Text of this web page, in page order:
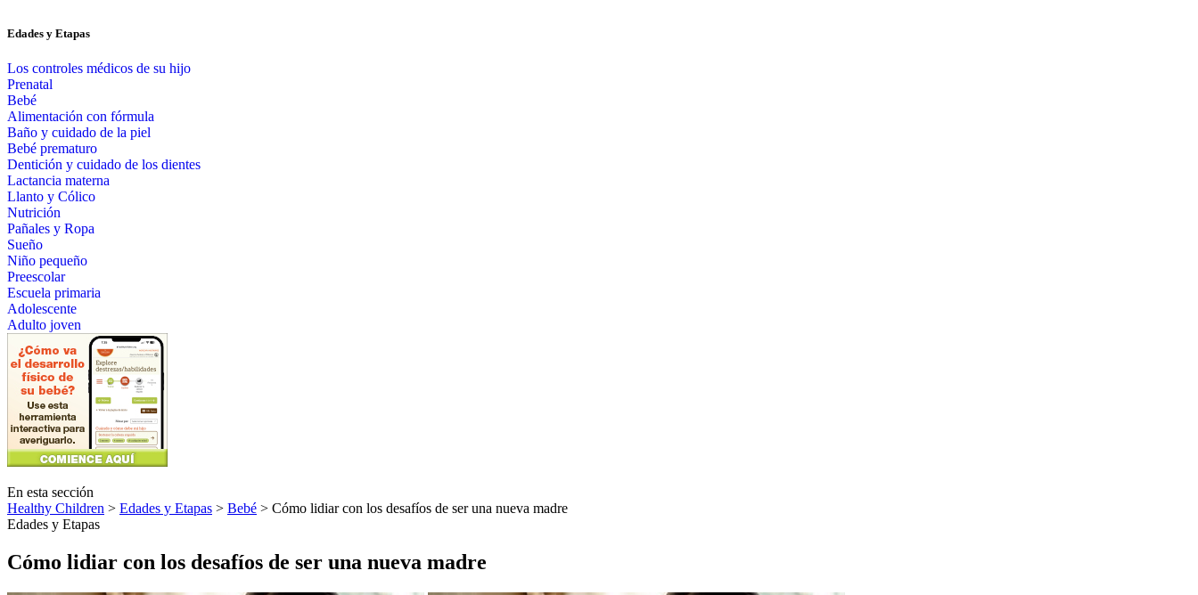
Edades y Etapas
Los controles médicos de su hijo
Prenatal
Bebé
Alimentación con fórmula
Baño y cuidado de la piel
Bebé prematuro
Dentición y cuidado de los dientes
Lactancia materna
Llanto y Cólico
Nutrición
Pañales y Ropa
Sueño
Niño pequeño
Preescolar
Escuela primaria
Adolescente
Adulto joven
En esta sección
Healthy Children > Edades y Etapas > Bebé > Cómo lidiar con los desafíos de ser una nueva madre
Edades y Etapas
Cómo lidiar con los desafíos de ser una nueva madre